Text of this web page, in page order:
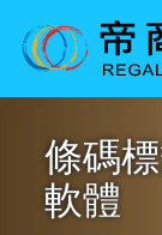
條碼
軟體